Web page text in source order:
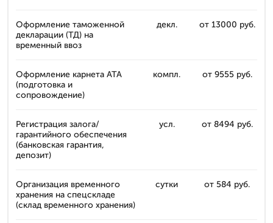
Оформление таможенной
декларации (ТД) на
временный ввоз
декл. от 13000 руб.
Оформление карнета ATA
(подготовка и
сопровождение)
компл. от 9555 руб.
Регистрация залога/
гарантийного обеспечения
(банковская гарантия,
депозит)
усл. от 8494 руб.
Организация временного
хранения на спецскладе
(склад временного хранения)
сутки от 584 руб.